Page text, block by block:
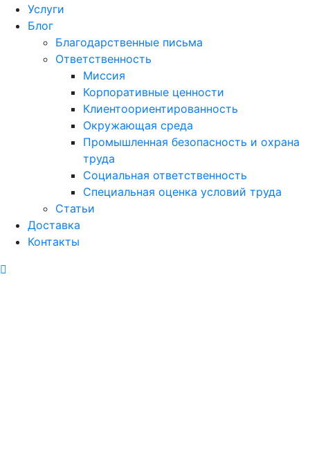
Услуги
Блог
Благодарственные письма
Ответственность
Миссия
Корпоративные ценности
Клиентоориентированность
Окружающая среда
Промышленная безопасность и охрана
труда
Социальная ответственность
Специальная оценка условий труда
Статьи
Доставка
Контакты